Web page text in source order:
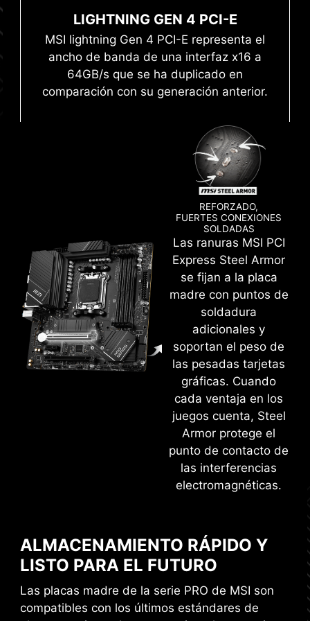
Flashea la BIOS con sólo una fuente de
alimentación conectada siguiendo unos
pocos pasos. La CPU y la memoria no son
Leam more
MÁS FUNCIONES
CERTIFICADO WINDOWS 11
LIGHTNING GEN 4 PCI-E
MSI lightning Gen 4 PCI-E representa el
ancho de banda de una interfaz x16 a
64GB/s que se ha duplicado en
comparación con su generación anterior.
REFORZADO,
FUERTES CONEXIONES
SOLDADAS
Las ranuras MSI PCI
Express Steel Armor
se fijan a la placa
madre con puntos de
soldadura
adicionales y
soportan el peso de
las pesadas tarjetas
gráficas. Cuando
cada ventaja en los
juegos cuenta, Steel
Armor protege el
punto de contacto de
las interferencias
electromagnéticas.
ALMACENAMIENTO RÁPIDO Y
LISTO PARA EL FUTURO
Las placas madre de la serie PRO de MSI son
compatibles con los últimos estándares de
ofrecer un rendimiento de memoria de clase
mundial.
El avanzado proceso de soldadura SMT
(tecnología de montaje en superficie)
reduce la tasa de defectos de las juntas
electromagnetismo y las interferencias. La
combinación con la exclusiva tecnología
Memory Boost permite a las placas madre
de MSI ofrecer la señal DDR5 limpia y pura
de alta frecuencia.
OVERCLOCKING SENCILLO CON
PERFIL EXPO
MSI lleva a cabo exhaustivas pruebas de
Mystic Light
Crea tu propia obra maestra de colores con
facilidad. Salpica el color que quieras con unos
pocos clics.
IU EXCLUSIVA DE AIDA64
EXTREME
Placas Madre MSI proporcionan 60 días de
prueba gratuita de AIDA64 Extreme - edición
MSI. AIDA64 Extreme es una aplicación
todopoderosa para información del sistema,
diagnósticos y benchmarks. Con la aplicación,
archivo en múltiples formatos como CSV y
HTML.